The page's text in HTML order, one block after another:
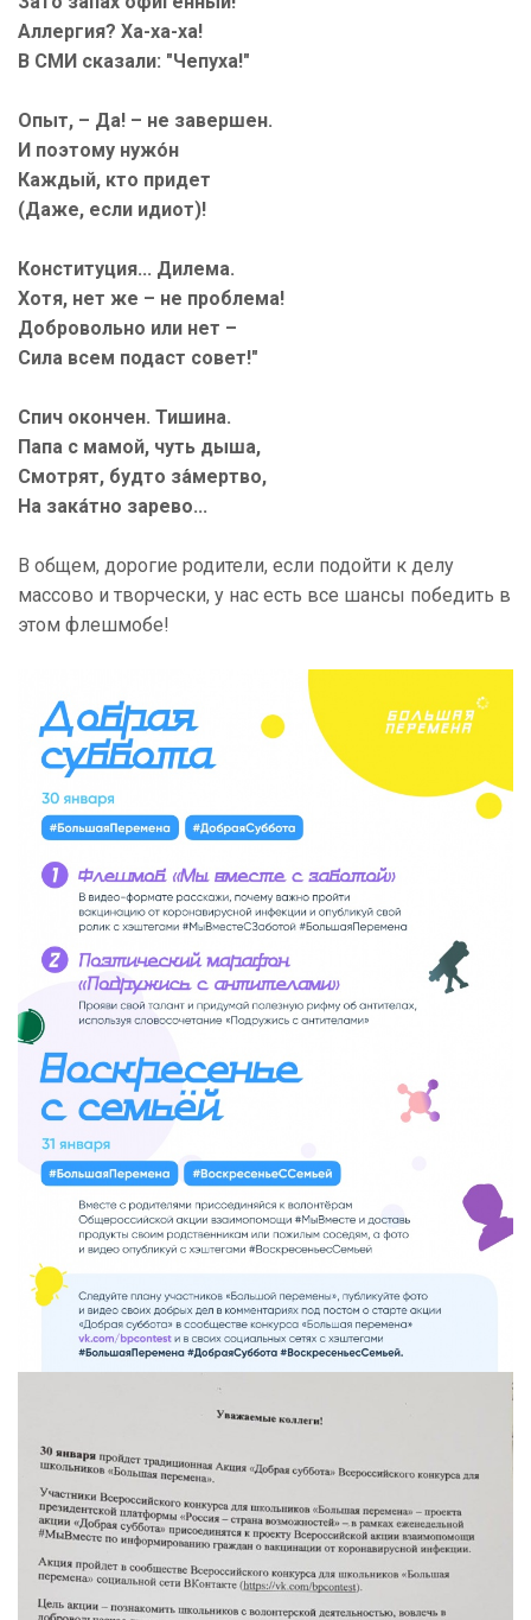
Аллергия? Ха-ха-ха!
В СМИ сказали: "Чепуха!"
Опыт, – Да! – не завершен.
И поэтому нужо́н
Каждый, кто придет
(Даже, если идиот)!
Конституция... Дилема.
Хотя, нет же – не проблема!
Добровольно или нет –
Сила всем подаст совет!"
Спич окончен. Тишина.
Папа с мамой, чуть дыша,
Смотрят, будто за́мертво,
На зака́тно зарево...
В общем, дорогие родители, если подойти к делу
массово и творчески, у нас есть все шансы победить в
этом флешмобе!